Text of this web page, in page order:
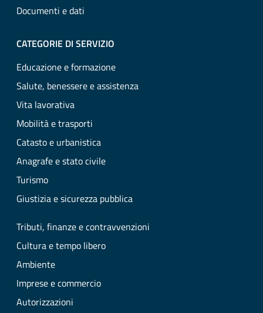
Documenti e dati
CATEGORIE DI SERVIZIO
Educazione e formazione
Salute, benessere e assistenza
Vita lavorativa
Mobilità e trasporti
Catasto e urbanistica
Anagrafe e stato civile
Turismo
Giustizia e sicurezza pubblica
Tributi, finanze e contravvenzioni
Cultura e tempo libero
Ambiente
Imprese e commercio
Autorizzazioni